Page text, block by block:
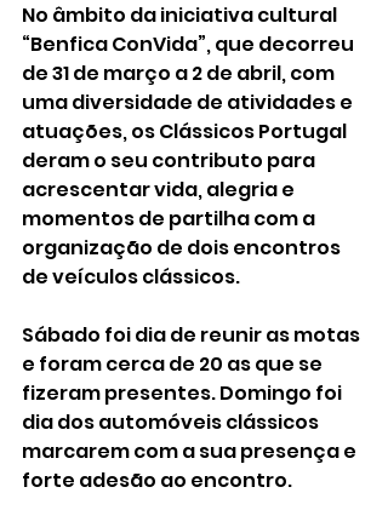
No âmbito da iniciativa cultural
“Benfica ConVida”, que decorreu
de 31 de março a 2 de abril, com
uma diversidade de atividades e
atuações, os Clássicos Portugal
deram o seu contributo para
acrescentar vida, alegria e
momentos de partilha com a
organização de dois encontros
de veículos clássicos.
Sábado foi dia de reunir as motas
e foram cerca de 20 as que se
fizeram presentes. Domingo foi
dia dos automóveis clássicos
marcarem com a sua presença e
forte adesão ao encontro.